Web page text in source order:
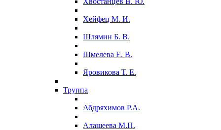
Хейфец М. И.
Шлямин Б. В.
Шмелева Е. В.
Яровикова Т. Е.
Труппа
Абдряхимов Р.А.
Алашеева М.П.